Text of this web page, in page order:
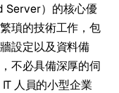
Server）的核心優
瑣的技術工作，包
設定以及資料備
不必具備深厚的伺
人員的小型企業